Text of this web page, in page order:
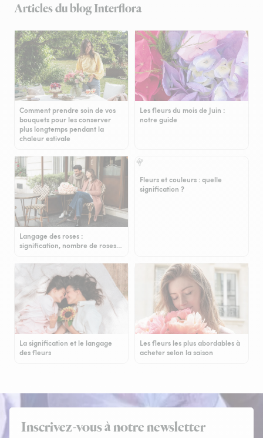
Articles du blog Interflora
Comment prendre soin de vos
bouquets pour les conserver
plus longtemps pendant la
chaleur estivale
Les fleurs du mois de Juin :
notre guide
Langage des roses :
signification, nombre de roses…
Fleurs et couleurs : quelle
signification ?
La signification et le langage
des fleurs
Les fleurs les plus abordables à
acheter selon la saison
Inscrivez-vous à notre newsletter